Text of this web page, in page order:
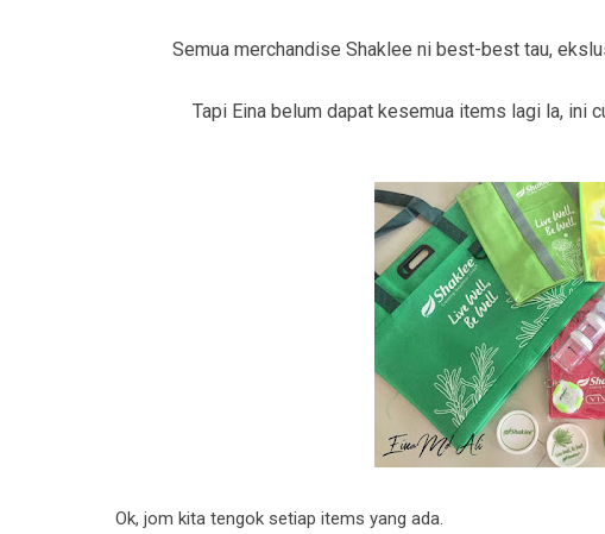
Semua merchandise Shaklee ni best-best tau,
Tapi Eina belum dapat kesemua items lagi la, ini
Ok, jom kita tengok setiap items yang ada.